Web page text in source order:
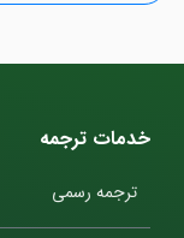
خدمات ترجمه
ترجمه رسمی